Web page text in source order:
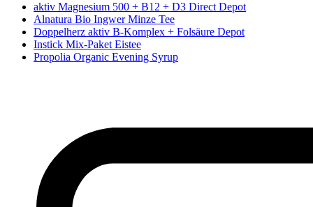
aktiv Magnesium 500 + B12 + D3 Direct Depot
Alnatura Bio Ingwer Minze Tee
Doppelherz aktiv B-Komplex + Folsäure Depot
Instick Mix-Paket Eistee
Propolia Organic Evening Syrup